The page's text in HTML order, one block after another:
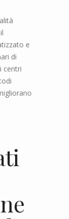
e
di
centri